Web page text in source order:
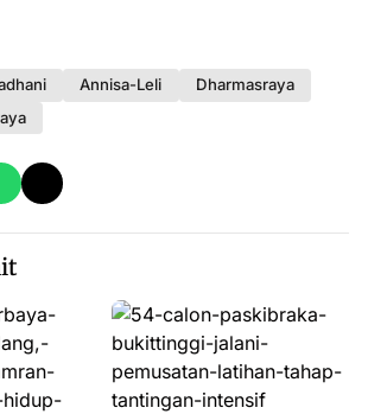
Annisa-Leli
Dharmasraya